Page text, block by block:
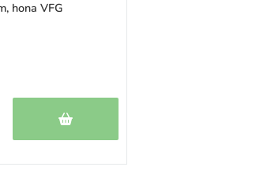
hona VFG